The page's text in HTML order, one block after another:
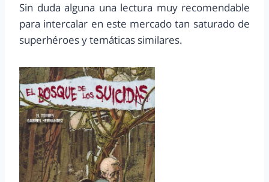
Sin duda alguna una lectura muy recomendable
para intercalar en este mercado tan saturado de
superhéroes y temáticas similares.